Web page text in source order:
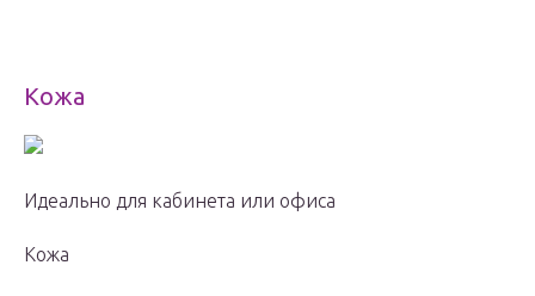
Кожа
Идеально для кабинета или офиса
Кожа